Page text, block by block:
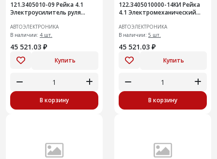
121.3405010-09 Рейка 4.1
Электроусилитель руля
замена 121.340501000-04/05
АВТОЭЛЕКТРОНИКА
В наличии: 4 шт.
45 521.03 ₽
Купить
В корзину
122.3405010000-14КИ Рейка
4.1 Электромеханический
122.3405010000-02А
АВТОЭЛЕКТРОНИКА
В наличии: 5 шт.
45 521.03 ₽
Купить
В корзину